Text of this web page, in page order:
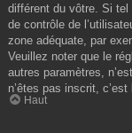
différent du vôtre. Si
de contrôle de
zone adéquate, par
Veuillez noter que le
autres paramètres,
n’êtes pas inscrit,
Haut